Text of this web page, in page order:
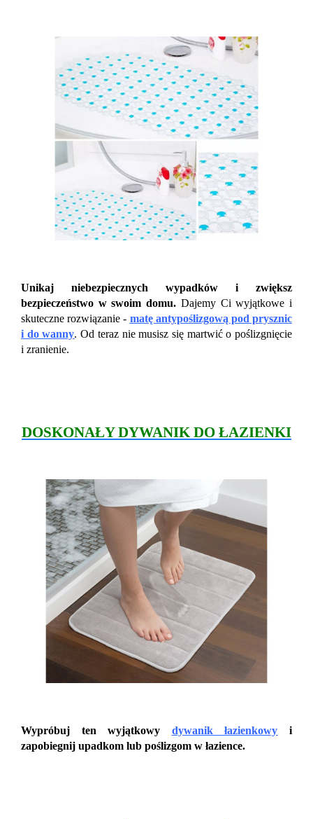
Unikaj niebezpiecznych wypadków i zwiększ
bezpieczeństwo w swoim domu. Dajemy Ci wyjątkowe i
skuteczne rozwiązanie - matę antypoślizgową pod prysznic
i do wanny. Od teraz nie musisz się martwić o poślizgnięcie
i zranienie.
DOSKONAŁY DYWANIK DO ŁAZIENKI
Wypróbuj ten wyjątkowy dywanik łazienkowy i
zapobiegnij upadkom lub poślizgom w łazience.